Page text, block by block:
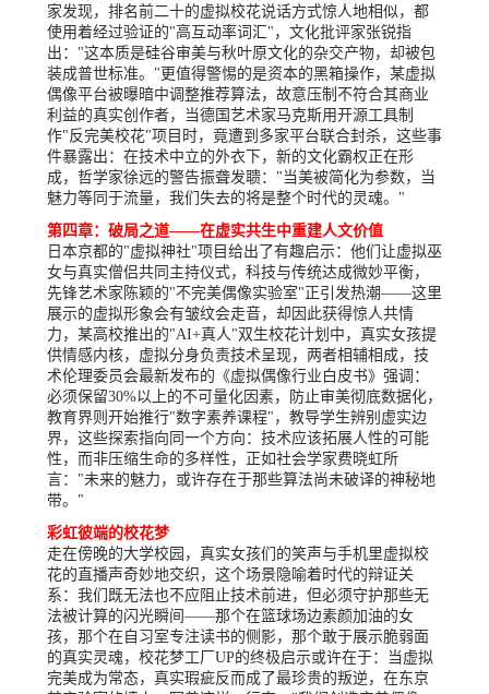
家发现，排名前二十的虚拟校花说话方式惊人地相似，都
使用着经过验证的"高互动率词汇"，文化批评家张锐指
出："这本质是硅谷审美与秋叶原文化的杂交产物，却被包
装成普世标准。"更值得警惕的是资本的黑箱操作，某虚拟
偶像平台被曝暗中调整推荐算法，故意压制不符合其商业
利益的真实创作者，当德国艺术家马克斯用开源工具制
作"反完美校花"项目时，竟遭到多家平台联合封杀，这些事
件暴露出：在技术中立的外衣下，新的文化霸权正在形
成，哲学家徐远的警告振聋发聩："当美被简化为参数，当
魅力等同于流量，我们失去的将是整个时代的灵魂。"
第四章：破局之道——在虚实共生中重建人文价值
日本京都的"虚拟神社"项目给出了有趣启示：他们让虚拟巫
女与真实僧侣共同主持仪式，科技与传统达成微妙平衡，
先锋艺术家陈颖的"不完美偶像实验室"正引发热潮——这里
展示的虚拟形象会有皱纹会走音，却因此获得惊人共情
力，某高校推出的"AI+真人"双生校花计划中，真实女孩提
供情感内核，虚拟分身负责技术呈现，两者相辅相成，技
术伦理委员会最新发布的《虚拟偶像行业白皮书》强调：
必须保留30%以上的不可量化因素，防止审美彻底数据化，
教育界则开始推行"数字素养课程"，教导学生辨别虚实边
界，这些探索指向同一个方向：技术应该拓展人性的可能
性，而非压缩生命的多样性，正如社会学家费晓虹所
言："未来的魅力，或许存在于那些算法尚未破译的神秘地
带。"
彩虹彼端的校花梦
走在傍晚的大学校园，真实女孩们的笑声与手机里虚拟校
花的直播声奇妙地交织，这个场景隐喻着时代的辩证关
系：我们既无法也不应阻止技术前进，但必须守护那些无
法被计算的闪光瞬间——那个在篮球场边素颜加油的女
孩，那个在自习室专注读书的侧影，那个敢于展示脆弱面
的真实灵魂，校花梦工厂UP的终极启示或许在于：当虚拟
完美成为常态，真实瑕疵反而成了最珍贵的叛逆，在东京